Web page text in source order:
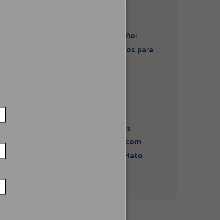
Artigo: Super El Niño:
estamos preparados para
atividades sísmicas
fortalece diálogo com
comunidades em Mato